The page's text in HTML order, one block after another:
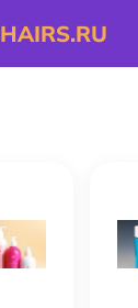
HAIRS.RU